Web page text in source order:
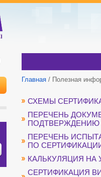
Главная / Полезная
СХЕМЫ
ПЕРЕЧЕНЬ
ПОДТВЕРЖДЕНИЮ
ПЕРЕЧЕНЬ
ПО
КАЛЬКУЛЯЦИЯ НА
СЕРТИФИКАЦИЯ